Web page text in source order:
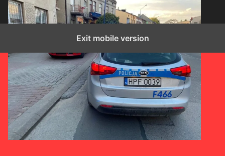
Exit mobile version